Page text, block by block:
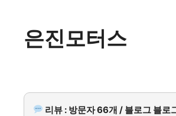
은진모터스
리뷰 : 방문자 66개 / 블로그 블로